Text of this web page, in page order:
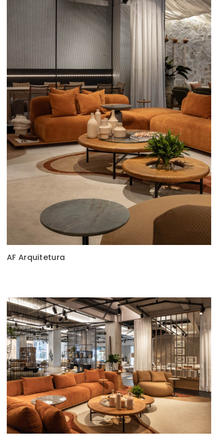
AF Arquitetura